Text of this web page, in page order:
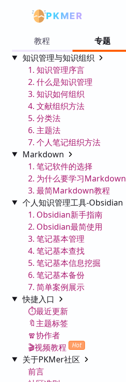
PKMER
教程
专题
知识管理与知识组织
1. 知识管理序言
2. 什么是知识管理
3. 知识如何组织
4. 文献组织方法
5. 分类法
6. 主题法
7. 个人笔记组织方法
Markdown
1. 笔记软件的选择
2. 为什么要学习Markdown
3. 最简Markdown教程
个人知识管理工具-Obsidian
1. Obsidian新手指南
2. Obsidian最简使用
3. 笔记基本管理
4. 笔记基本查找
5. 笔记基本信息挖掘
6. 笔记基本备份
7. 简单案例展示
快捷入口
⏱️最近更新
🔖主题标签
🧣协作者
🎬视频教程
Hot
关于PKMer社区
前言